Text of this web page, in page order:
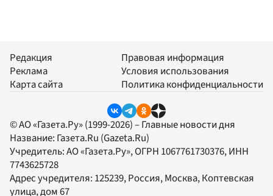
Редакция
Реклама
Карта сайта
Правовая информация
Условия использования
Политика конфиденциальности
© АО «Газета.Ру» (1999-2026) – Главные новости дня
Название: Газета.Ru (Gazeta.Ru)
Учредитель:АО «Газета.Ру», ОГРН 1067761730376, ИНН
7743625728
Адрес учредителя: 125239, Россия, Москва, Коптевская
улица, дом 67